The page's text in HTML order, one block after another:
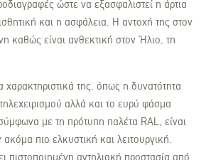
ώστε να εξασφαλιστεί η άρτια
και η ασφάλεια. Η αντοχή της στον
καθώς είναι ανθεκτική στον Ήλιο, τη
χαρακτηριστικά της, όπως η δυνατότητα
αλλά και το ευρύ φάσμα
με τη πρότυπη παλέτα RAL, είναι
πιο ελκυστική και λειτουργική.
πιστοποιημένη αντηλιακή προστασία από